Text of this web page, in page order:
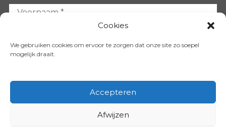
Cookies
We gebruiken cookies om ervoor te zorgen dat onze site zo soepel
mogelijk draait.
Accepteren
Afwijzen
VOLG ONS OP: